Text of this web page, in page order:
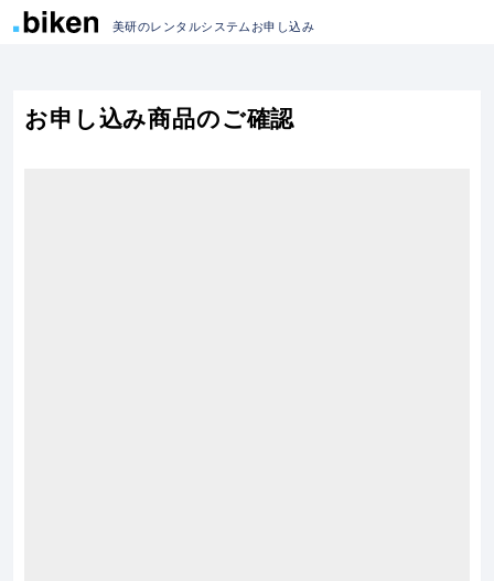
美研のレンタルシステムお申し込み
お申し込み商品のご確認